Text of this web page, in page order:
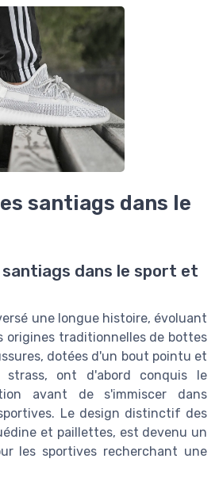
santiags dans le
dans le sport et
une longue histoire, évoluant
origines traditionnelles de bottes
dotées d'un bout pointu et
strass, ont d'abord conquis le
avant de s'immiscer dans
Le design distinctif des
et paillettes, est devenu un
les sportives recherchant une